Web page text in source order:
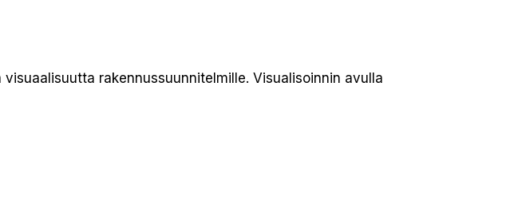
rakennussuunnitelmille. Visualisoinnin avulla